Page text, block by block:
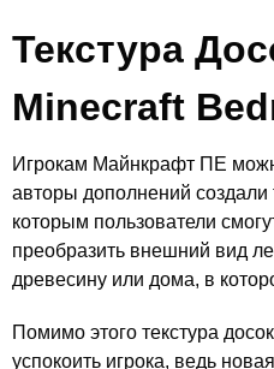
Текстура
Minecraft
Игрокам Майнкрафт ПЕ
авторы дополнений создали
которым пользователи
преобразить внешний вид
древесину или дома, в
Помимо этого текстура
успокоить игрока, ведь